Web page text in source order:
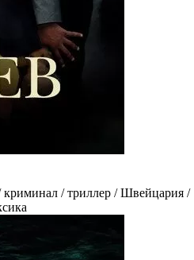
криминал / триллер / Швейцария /